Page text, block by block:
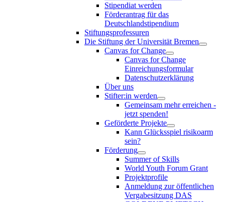
Stipendiat werden
Förderantrag für das
Deutschlandstipendium
Stiftungsprofessuren
Die Stiftung der Universität Bremen
Canvas for Change
Canvas for Change
Einreichungsformular
Datenschutzerklärung
Über uns
Stifter:in werden
Gemeinsam mehr erreichen -
jetzt spenden!
Geförderte Projekte
Kann Glücksspiel risikoarm
sein?
Förderung
Summer of Skills
World Youth Forum Grant
Projektprofile
Anmeldung zur öffentlichen
Vergabesitzung DAS